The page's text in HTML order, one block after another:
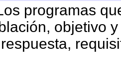
programas
objetivo